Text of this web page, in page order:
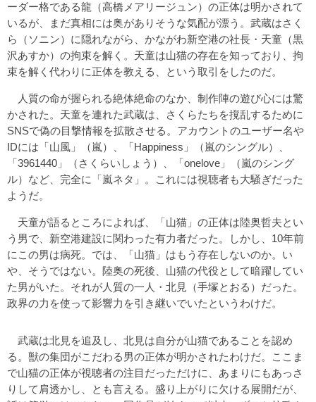
ーダー格である龍（高橋メアリージュン）の正体は明かされて
いるが、まだ真相には奥がありそうな気配が漂う。武蔵はさく
ら（ソニン）に隠れながら、かながわ新空港の社長・天童（黒
沢あすか）の拘束を解く。天童は山猫の存在を知っており、拘
束を解く代わりに正体を教える、という取引をしたのだ。
人質の命が握られる絶体絶命のなか、制作陣の遊び心には驚
かされた。天童を連れた武蔵は、さくらたちを撹乱するために
SNSで偽の目撃情報を拡散させる。アカウントのユーザー名や
IDには「山風」（嵐）、「Happiness」（嵐のシングル）、
「3961440」（さくらいしょう）、「onelove」（嵐のシング
ル）など、完全に「嵐ネタ」。これには視聴者も大騒ぎだった
ようだ。
天童が語るところによれば、「山猫」の正体は陸奥哲夫とい
う男で、新空港建設に関わった有力者だった。しかし、10年前
にこの男は病死。では、「山猫」はもう存在しないのか。い
や、そうではない。陸奥の死後、山猫の代役として暗躍してい
た男がいた。それが人質の一人・北見（手塚とおる）だった。
政界の力を使って影響力を引き継いでいたというわけだ。
武蔵は北見を追及し、北見は自分が山猫であることを認め
る。獣の集団がこだわる男の正体が明かされたわけだ。ここま
で山猫の正体が視聴者の注目だっただけに、あまりにもあっさ
りして肩透かし、とも言える。盛り上がりに欠ける展開だが、